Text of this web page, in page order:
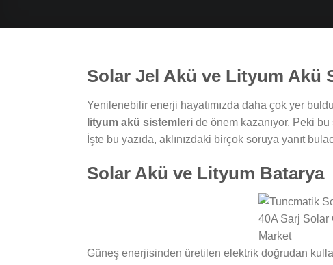
Solar Jel Akü ve Lityum Akü
Yenilenebilir enerji hayatımızda daha çok yer
lityum akü sistemleri de önem kazanıyor. Peki
İşte bu yazıda, aklınızdaki birçok soruya yanıt
Solar Akü ve Lityum Batarya
Güneş enerjisinden üretilen elektrik doğrudan